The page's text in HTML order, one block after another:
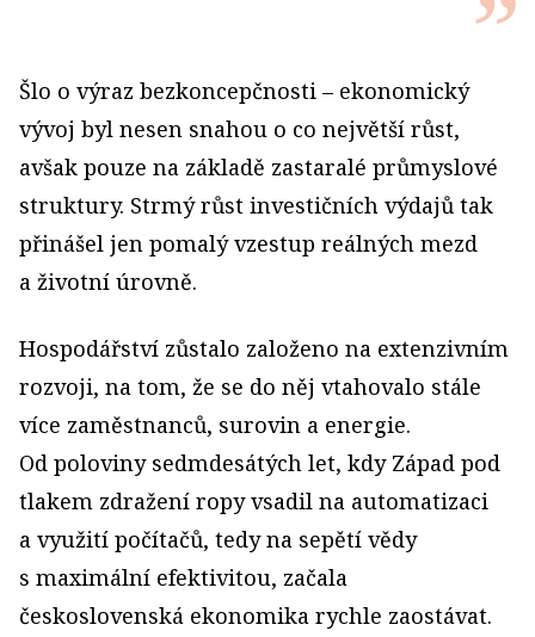
Šlo o výraz bezkoncepčnosti – ekonomický
vývoj byl nesen snahou o co největší růst,
avšak pouze na základě zastaralé průmyslové
struktury. Strmý růst investičních výdajů tak
přinášel jen pomalý vzestup reálných mezd
a životní úrovně.
Hospodářství zůstalo založeno na extenzivním
rozvoji, na tom, že se do něj vtahovalo stále
více zaměstnanců, surovin a energie.
Od poloviny sedmdesátých let, kdy Západ pod
tlakem zdražení ropy vsadil na automatizaci
a využití počítačů, tedy na sepětí vědy
s maximální efektivitou, začala
československá ekonomika rychle zaostávat.